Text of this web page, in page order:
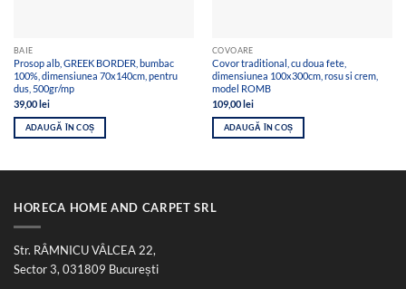
BAIE
Prosop alb, GREEK BORDER, bumbac
100%, dimensiunea 70x140cm, pentru
dus, 500gr/mp
39,00lei
ADAUGĂ ÎN COȘ
COVOARE
Covor traditional, cu doua fete,
dimensiunea 100x300cm, rosu si crem,
model ROMB
109,00lei
ADAUGĂ ÎN COȘ
HORECA HOME AND CARPET SRL
Str. RÂMNICU VÂLCEA 22,
Sector 3, 031809 București